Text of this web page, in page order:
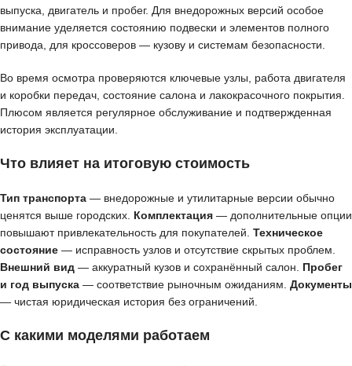
выпуска, двигатель и пробег. Для внедорожных версий особое
внимание уделяется состоянию подвески и элементов полного
привода, для кроссоверов — кузову и системам безопасности.
Во время осмотра проверяются ключевые узлы, работа двигателя
и коробки передач, состояние салона и лакокрасочного покрытия.
Плюсом является регулярное обслуживание и подтвержденная
история эксплуатации.
Что влияет на итоговую стоимость
Тип транспорта — внедорожные и утилитарные версии обычно
ценятся выше городских. Комплектация — дополнительные опции
повышают привлекательность для покупателей. Техническое
состояние — исправность узлов и отсутствие скрытых проблем.
Внешний вид — аккуратный кузов и сохранённый салон. Пробег
и год выпуска — соответствие рыночным ожиданиям. Документы
— чистая юридическая история без ограничений.
С какими моделями работаем